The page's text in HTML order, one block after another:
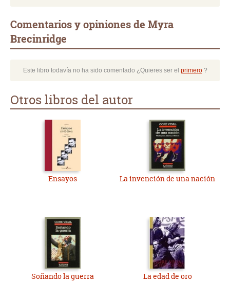
Comentarios y opiniones de Myra
Brecinridge
Este libro todavía no ha sido comentado ¿Quieres ser el primero?
Otros libros del autor
Ensayos La invención de una nación
Soñando la guerra La edad de oro